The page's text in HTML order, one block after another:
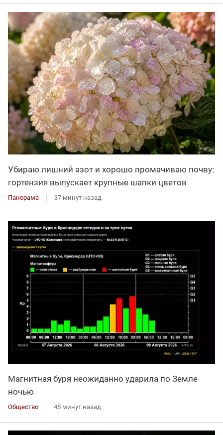
Убираю лишний азот и хорошо промачиваю почву:
гортензия выпускает крупные шапки цветов
Панорама 37 минут назад
Магнитная буря неожиданно ударила по Земле
ночью
Общество 45 минут назад